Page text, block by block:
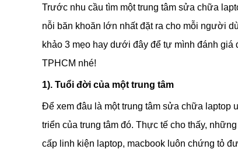
Trước nhu cầu tìm một trung tâm sửa chữa
nỗi băn khoăn lớn nhất đặt ra cho mỗi người
khảo 3 mẹo hay dưới đây để tự mình đánh
TPHCM nhé!
1). Tuổi đời của một trung tâm
Để xem đâu là một trung tâm sửa chữa laptop
triển của trung tâm đó. Thực tế cho thấy,
cấp linh kiện laptop, macbook luôn chứng tỏ